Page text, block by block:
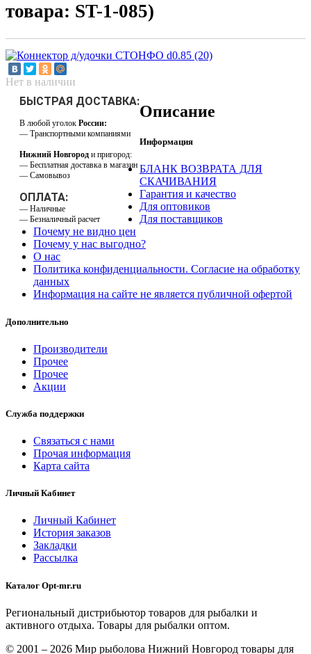
товара: ST-1-085)
Нет в наличии
БЫСТРАЯ ДОСТАВКА:
В любой уголок России:
— Транспортными компаниями
Нижний Новгород и пригород:
— Бесплатная доставка в магазин
— Самовывоз
ОПЛАТА:
— Наличные
— Безналичный расчет
Описание
Информация
БЛАНК ВОЗВРАТА ДЛЯ
СКАЧИВАНИЯ
Гарантия и качество
Для оптовиков
Для поставщиков
Почему не видно цен
Почему у нас выгодно?
О нас
Политика конфиденциальности. Согласие на обработку
данных
Информация на сайте не является публичной офертой
Дополнительно
Производители
Прочее
Прочее
Акции
Служба поддержки
Связаться с нами
Прочая информация
Карта сайта
Личный Кабинет
Личный Кабинет
История заказов
Закладки
Рассылка
Каталог Opt-mr.ru
Региональный дистрибьютор товаров для рыбалки и
активного отдыха. Товары для рыбалки оптом.
© 2001 – 2026 Мир рыболова Нижний Новгород товары для